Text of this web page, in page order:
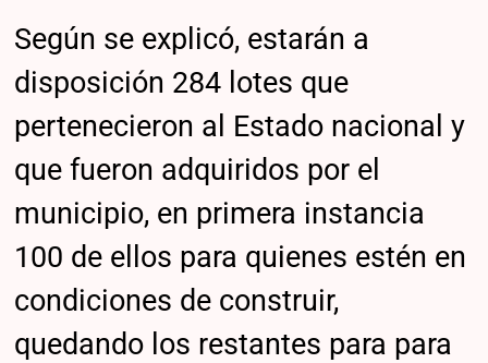
Según se explicó, estarán a
disposición 284 lotes que
pertenecieron al Estado nacional y
que fueron adquiridos por el
municipio, en primera instancia
100 de ellos para quienes estén en
condiciones de construir,
quedando los restantes para para